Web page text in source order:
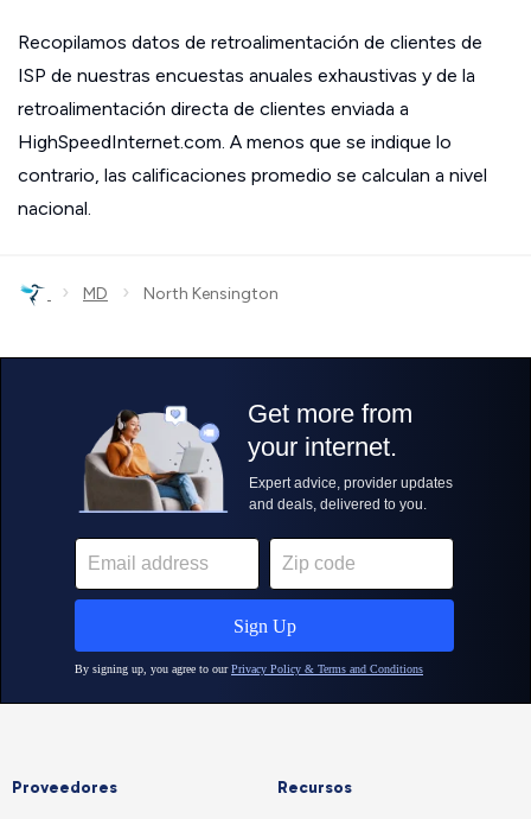
Recopilamos datos de retroalimentación de clientes de
ISP de nuestras encuestas anuales exhaustivas y de la
retroalimentación directa de clientes enviada a
HighSpeedInternet.com. A menos que se indique lo
contrario, las calificaciones promedio se calculan a nivel
nacional.
› MD › North Kensington
Proveedores Recursos